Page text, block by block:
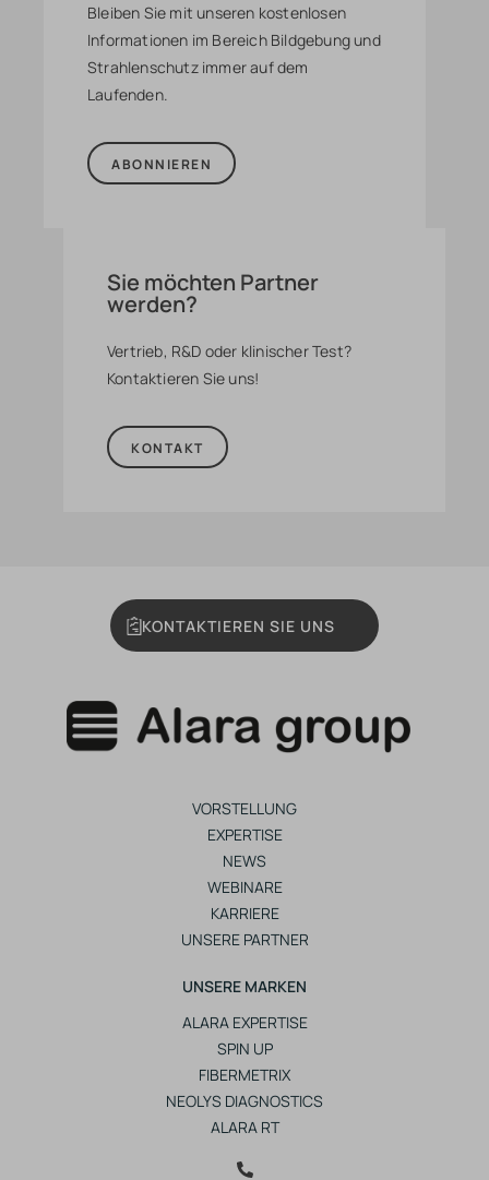
Bleiben Sie mit unseren kostenlosen
Informationen im Bereich Bildgebung und
Strahlenschutz immer auf dem
Laufenden.
ABONNIEREN
Sie möchten Partner
werden?
Vertrieb, R&D oder klinischer Test?
Kontaktieren Sie uns!
KONTAKT
KONTAKTIEREN SIE UNS
VORSTELLUNG
EXPERTISE
NEWS
WEBINARE
KARRIERE
UNSERE PARTNER
UNSERE MARKEN
ALARA EXPERTISE
SPIN UP
FIBERMETRIX
NEOLYS DIAGNOSTICS
ALARA RT